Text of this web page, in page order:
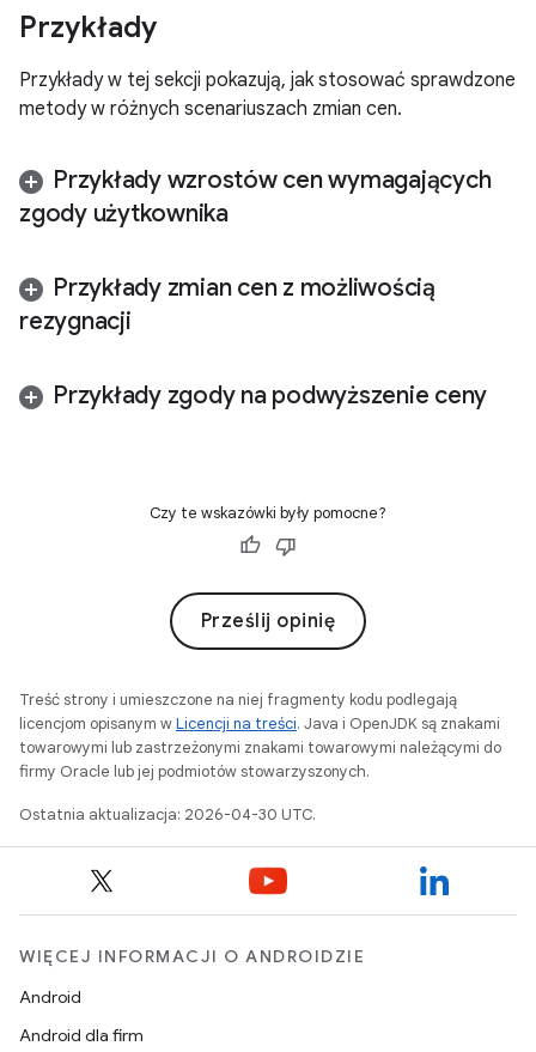
Przykłady
Przykłady w tej sekcji pokazują, jak stosować sprawdzone
metody w różnych scenariuszach zmian cen.
Przykłady wzrostów cen wymagających
zgody użytkownika
Przykłady zmian cen z możliwością
rezygnacji
Przykłady zgody na podwyższenie ceny
Czy te wskazówki były pomocne?
Prześlij opinię
Treść strony i umieszczone na niej fragmenty kodu podlegają
licencjom opisanym wLicencji na treści. Java i OpenJDK są znakami
towarowymi lub zastrzeżonymi znakami towarowymi należącymi do
firmy Oracle lub jej podmiotów stowarzyszonych.
Ostatnia aktualizacja: 2026-04-30 UTC.
WIĘCEJ INFORMACJI O ANDROIDZIE
Android
Android dla firm